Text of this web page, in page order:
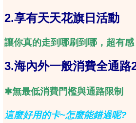
2.享有天天花旗日活動
讓你真的走到哪刷到哪，超有感
3.海內外一般消費全通路
✱無最低消費門檻與通路限制
這麼好用的卡~怎麼能錯過呢?